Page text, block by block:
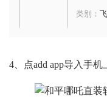
类别：
4、点add app导入手机